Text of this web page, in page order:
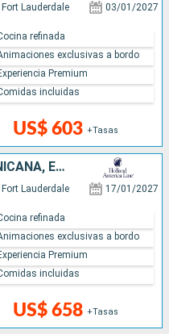
Fort Lauderdale 03/01/2027
US$ 603 +Tasas
refinada
exclusivas a bordo
Premium
incluidas
BAHAMAS, REPÚBLICA DOMINICANA, ESTADOS UNIDOS
Fort Lauderdale 17/01/2027
US$ 658 +Tasas
refinada
exclusivas a bordo
Premium
incluidas